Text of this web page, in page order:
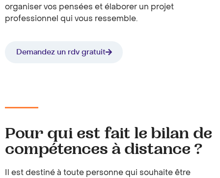
organiser vos pensées et élaborer un projet
professionnel qui vous ressemble.
Demandez un rdv gratuit
Pour qui est fait le bilan de
compétences à distance ?
Il est destiné à toute personne qui souhaite être